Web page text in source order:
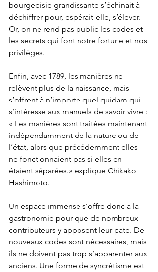
bourgeoisie grandissante s’échinait à
déchiffrer pour, espérait-elle, s’élever.
Or, on ne rend pas public les codes et
les secrets qui font notre fortune et nos
privilèges.
Enfin, avec 1789, les manières ne
relèvent plus de la naissance, mais
s’offrent à n’importe quel quidam qui
s’intéresse aux manuels de savoir vivre :
« Les manières sont traitées maintenant
indépendamment de la nature ou de
l’état, alors que précédemment elles
ne fonctionnaient pas si elles en
étaient séparées.» explique Chikako
Hashimoto.
Un espace immense s’offre donc à la
gastronomie pour que de nombreux
contributeurs y apposent leur pate. De
nouveaux codes sont nécessaires, mais
ils ne doivent pas trop s’apparenter aux
anciens. Une forme de syncrétisme est